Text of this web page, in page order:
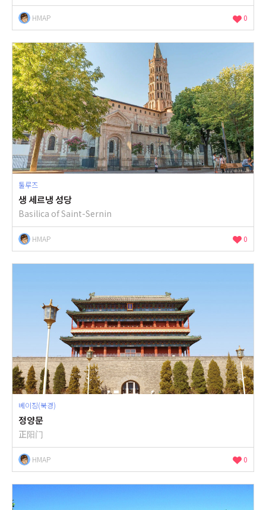
HMAP 0
툴루즈
생 세르냉 성당
Basilica of Saint-Sernin
HMAP 0
베이징(북경)
정양문
正阳门
HMAP 0